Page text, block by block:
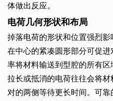
体做出反应。
电荷几何形状和布局
掉落电荷的形状和位置强烈
在中心的紧凑圆形部分可促
率将材料输送到型腔的所有区
拉长或抵消的电荷往往会将
对的两侧等待更长时间。可